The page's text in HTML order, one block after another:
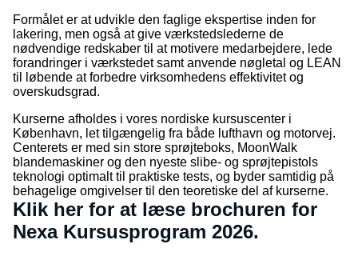
Formålet er at udvikle den faglige ekspertise inden for
lakering, men også at give værkstedslederne de
nødvendige redskaber til at motivere medarbejdere, lede
forandringer i værkstedet samt anvende nøgletal og LEAN
til løbende at forbedre virksomhedens effektivitet og
overskudsgrad.
Kurserne afholdes i vores nordiske kursuscenter i
København, let tilgængelig fra både lufthavn og motorvej.
Centerets er med sin store sprøjteboks, MoonWalk
blandemaskiner og den nyeste slibe- og sprøjtepistols
teknologi optimalt til praktiske tests, og byder samtidig på
behagelige omgivelser til den teoretiske del af kurserne.
Klik her for at læse brochuren for
Nexa Kursusprogram 2026.